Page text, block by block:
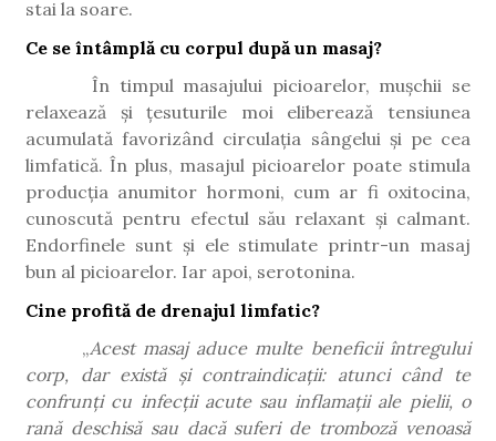
stai la soare.
Ce se întâmplă cu corpul după un masaj?
În timpul masajului picioarelor, mușchii se
relaxează și țesuturile moi eliberează tensiunea
acumulată favorizând circulația sângelui și pe cea
limfatică. În plus, masajul picioarelor poate stimula
producția anumitor hormoni, cum ar fi oxitocina,
cunoscută pentru efectul său relaxant și calmant.
Endorfinele sunt și ele stimulate printr-un masaj
bun al picioarelor. Iar apoi, serotonina.
Cine profită de drenajul limfatic?
„Acest masaj aduce multe beneficii întregului
corp, dar există și contraindicații: atunci când te
confrunți cu infecții acute sau inflamații ale pielii, o
rană deschisă sau dacă suferi de tromboză venoasă